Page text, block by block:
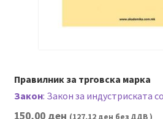
Правилник за трговска марка
Закон: Закон за индустриската
150,00 ден